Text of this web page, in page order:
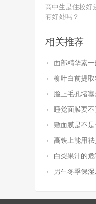
高中生是住校好
有好处吗？
相关推荐
面部精华素
柳叶白前提取
脸上毛孔堵塞
睡觉面膜要不
敷面膜是不是
高铁上能用祛
白梨果汁的危
男生冬季保湿